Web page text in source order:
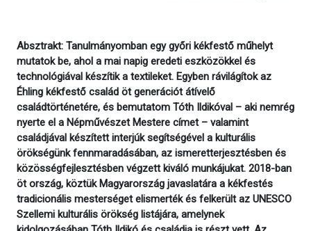
Absztrakt: Tanulmányomban egy győri kékfestő műhelyt
mutatok be, ahol a mai napig eredeti eszközökkel és
technológiával készítik a textileket. Egyben rávilágítok az
Éhling kékfestő család öt generációt átívelő
családtörténetére, és bemutatom Tóth Ildikóval – aki nemrég
nyerte el a Népművészet Mestere címet – valamint
családjával készített interjúk segítségével a kulturális
örökségünk fennmaradásában, az ismeretterjesztésben és
közösségfejlesztésben végzett kiváló munkájukat. 2018-ban
öt ország, köztük Magyarország javaslatára a kékfestés
tradicionális mesterséget elismerték és felkerült az UNESCO
Szellemi kulturális örökség listájára, amelynek